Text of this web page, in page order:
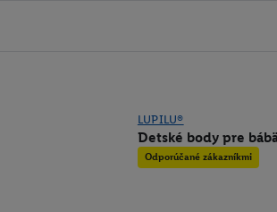
LUPILU®
Detské body pre
Odporúčané zákazníkmi